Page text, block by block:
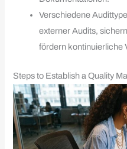
Verschiedene
externer Audits,
fördern kontinuierliche
Steps to Establish a Quality